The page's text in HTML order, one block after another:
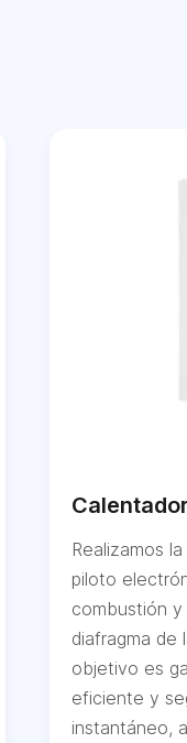
Realizamos
piloto
combustión
diafragma de
objetivo es
eficiente y
instantáneo,